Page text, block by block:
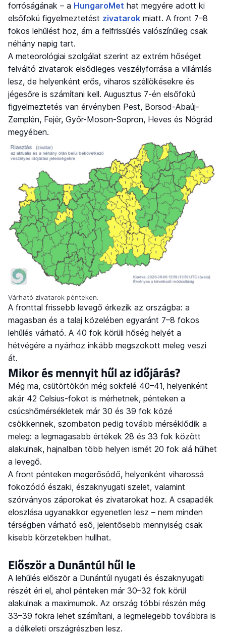
forróságának – a HungaroMet hat megyére adott ki
elsőfokú figyelmeztetést zivatarok miatt. A front 7–8
fokos lehűlést hoz, ám a felfrissülés valószínűleg csak
néhány napig tart.
A meteorológiai szolgálat szerint az extrém hőséget
felváltó zivatarok elsődleges veszélyforrása a villámlás
lesz, de helyenként erős, viharos széllökésekre és
jégesőre is számítani kell. Augusztus 7-én elsőfokú
figyelmeztetés van érvényben Pest, Borsod-Abaúj-
Zemplén, Fejér, Győr-Moson-Sopron, Heves és Nógrád
megyében.
Várható zivatarok pénteken.
A fronttal frissebb levegő érkezik az országba: a
magasban és a talaj közelében egyaránt 7–8 fokos
lehűlés várható. A 40 fok körüli hőség helyét a
hétvégére a nyárhoz inkább megszokott meleg veszi
át.
Mikor és mennyit hűl az időjárás?
Még ma, csütörtökön még sokfelé 40–41, helyenként
akár 42 Celsius-fokot is mérhetnek, pénteken a
csúcshőmérsékletek már 30 és 39 fok közé
csökkennek, szombaton pedig tovább mérséklődik a
meleg: a legmagasabb értékek 28 és 33 fok között
alakulnak, hajnalban több helyen ismét 20 fok alá hűlhet
a levegő.
A front pénteken megerősödő, helyenként viharossá
fokozódó északi, északnyugati szelet, valamint
szórványos záporokat és zivatarokat hoz. A csapadék
eloszlása ugyanakkor egyenetlen lesz – nem minden
térségben várható eső, jelentősebb mennyiség csak
kisebb körzetekben hullhat.
Először a Dunántúl hűl le
A lehűlés először a Dunántúl nyugati és északnyugati
részét éri el, ahol pénteken már 30–32 fok körül
alakulnak a maximumok. Az ország többi részén még
33–39 fokra lehet számítani, a legmelegebb továbbra is
a délkeleti országrészben lesz.